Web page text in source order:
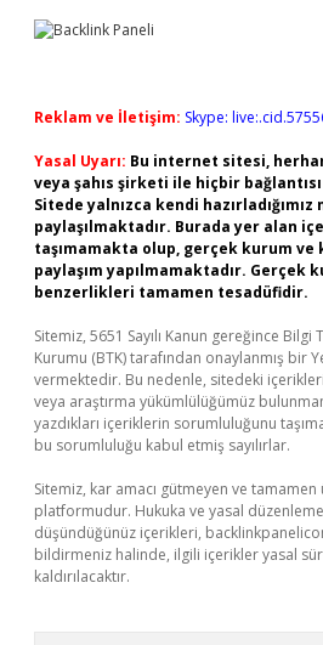
Reklam ve İletişim: Skype:
Yasal Uyarı: Bu internet sitesi,
veya şahıs şirketi ile hiçbir
Sitede yalnızca kendi
paylaşılmaktadır. Burada yer alan
taşımamakta olup, gerçek kurum ve
paylaşım yapılmamaktadır. Gerçek
benzerlikleri tamamen tesadüfidir.
Sitemiz, 5651 Sayılı Kanun gereğince
Kurumu (BTK) tarafından onaylanmış bir
vermektedir. Bu nedenle, sitedeki
veya araştırma yükümlülüğümüz
yazdıkları içeriklerin sorumluluğunu
bu sorumluluğu kabul etmiş sayılırlar.
Sitemiz, kar amacı gütmeyen ve
platformudur. Hukuka ve yasal
düşündüğünüz içerikleri,
bildirmeniz halinde, ilgili içerikler yasal
kaldırılacaktır.